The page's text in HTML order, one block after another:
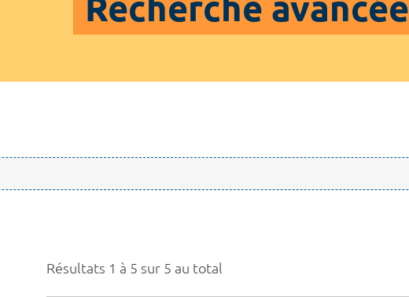
Recherche avancée
Résultats 1 à 5 sur 5 au total